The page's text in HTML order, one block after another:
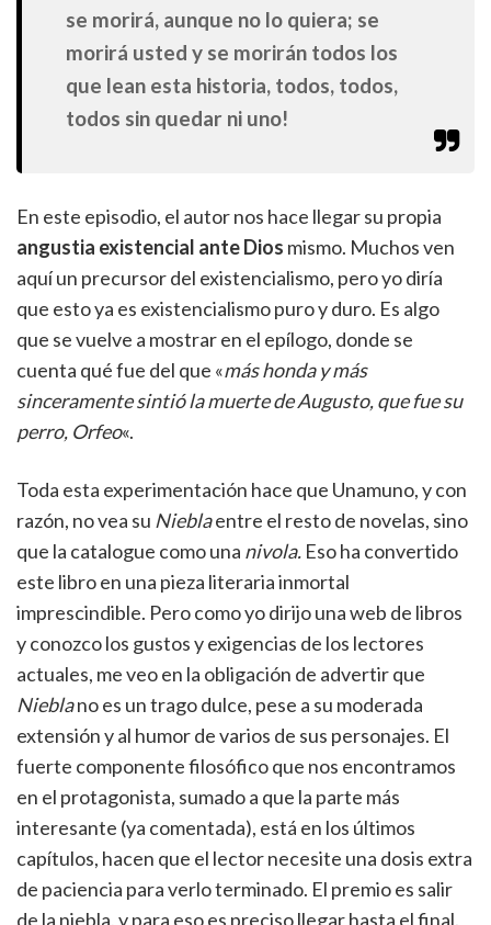
se morirá, aunque no lo quiera; se
morirá usted y se morirán todos los
que lean esta historia, todos, todos,
todos sin quedar ni uno!
En este episodio, el autor nos hace llegar su propia
angustia existencial ante Dios mismo. Muchos ven
aquí un precursor del existencialismo, pero yo diría
que esto ya es existencialismo puro y duro. Es algo
que se vuelve a mostrar en el epílogo, donde se
cuenta qué fue del que «más honda y más
sinceramente sintió la muerte de Augusto, que fue su
perro, Orfeo«.
Toda esta experimentación hace que Unamuno, y con
razón, no vea su Nieblaentre el resto de novelas, sino
que la catalogue como una nivola. Eso ha convertido
este libro en una pieza literaria inmortal
imprescindible. Pero como yo dirijo una web de libros
y conozco los gustos y exigencias de los lectores
actuales, me veo en la obligación de advertir que
Nieblano es un trago dulce, pese a su moderada
extensión y al humor de varios de sus personajes. El
fuerte componente filosófico que nos encontramos
en el protagonista, sumado a que la parte más
interesante (ya comentada), está en los últimos
capítulos, hacen que el lector necesite una dosis extra
de paciencia para verlo terminado. El premio es salir
de la niebla, y para eso es preciso llegar hasta el final.